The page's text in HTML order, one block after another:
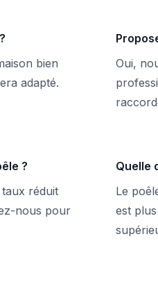
bien
adapté.
Oui,
?
réduit
nous pour
Quelle
Le
est